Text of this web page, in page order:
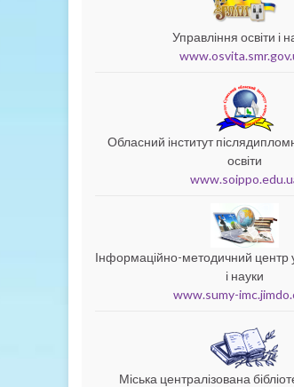
Управління освіти і
Обласний інститут
освіти
Інформаційно-методичний центр
і науки
www.sumy-
Міська централізована